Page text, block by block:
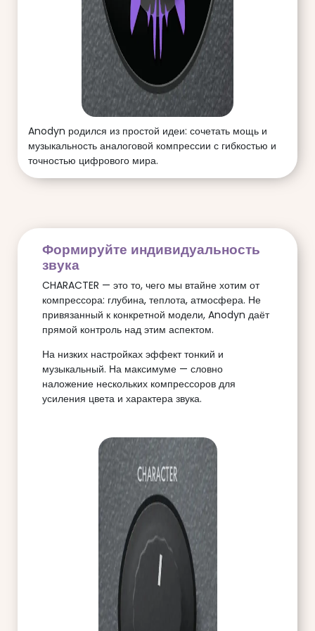
Anodyn родился из простой идеи: сочетать мощь и
музыкальность аналоговой компрессии с гибкостью и
точностью цифрового мира.
Формируйте индивидуальность
звука
CHARACTER — это то, чего мы втайне хотим от
компрессора: глубина, теплота, атмосфера. Не
привязанный к конкретной модели, Anodyn даёт
прямой контроль над этим аспектом.
На низких настройках эффект тонкий и
музыкальный. На максимуме — словно
наложение нескольких компрессоров для
усиления цвета и характера звука.